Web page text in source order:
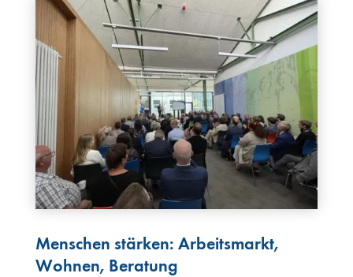
Menschen stärken: Arbeitsmarkt,
Wohnen, Beratung